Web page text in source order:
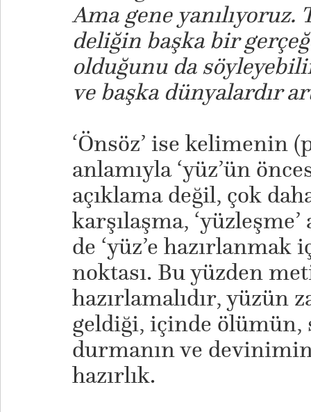
Ama gene yanılıyoruz.
deliğin başka bir
olduğunu da
ve başka dünyalardır
‘Önsöz’ ise kelimenin
anlamıyla ‘yüz’ün
açıklama değil, çok
karşılaşma,
de ‘yüz’e
noktası. Bu yüzden
hazırlamalıdır, yüzün
geldiği, içinde ölümün,
durmanın ve
hazırlık.